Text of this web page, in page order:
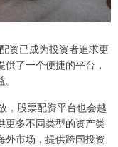
资已成为投资者追求更
了一个便捷的平台，
，股票配资平台也会越
更多不同类型的资产类
外市场，提供跨国投资